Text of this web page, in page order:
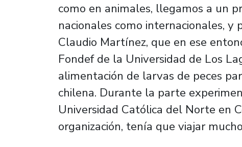
como en animales, llegamos a un
nacionales como internacionales, y
Claudio Martínez, que en ese
Fondef de la Universidad de Los
alimentación de larvas de peces
chilena. Durante la parte
Universidad Católica del Norte en
organización, tenía que viajar